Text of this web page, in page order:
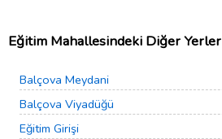
Eğitim Mahallesindeki Diğer Yerler
Balçova Meydani
Balçova Viyadüğü
Eğitim Girişi